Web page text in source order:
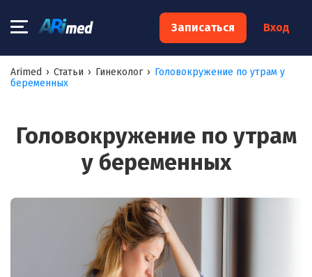
Записаться Вход
Arimed › Статьи › Гинеколог › Головокружение по утрам у
беременных
Головокружение по утрам
у беременных
×
Запишитесь на консультацию к
Ваш телефон:*